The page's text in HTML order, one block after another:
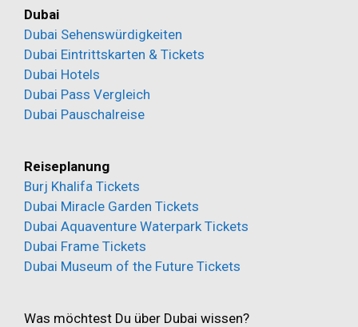
Dubai
Dubai Sehenswürdigkeiten
Dubai Eintrittskarten & Tickets
Dubai Hotels
Dubai Pass Vergleich
Dubai Pauschalreise
Reiseplanung
Burj Khalifa Tickets
Dubai Miracle Garden Tickets
Dubai Aquaventure Waterpark Tickets
Dubai Frame Tickets
Dubai Museum of the Future Tickets
Was möchtest Du über Dubai wissen?